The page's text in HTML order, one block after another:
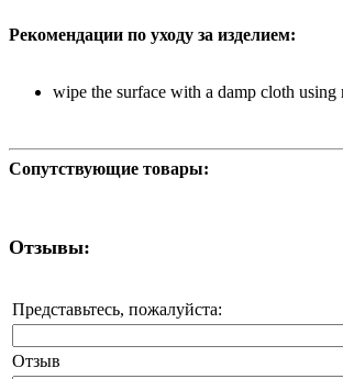
Рекомендации по уходу за изделием:
wipe the surface with a damp cloth
Сопутствующие товары:
Отзывы:
Представьтесь, пожалуйста:
Отзыв